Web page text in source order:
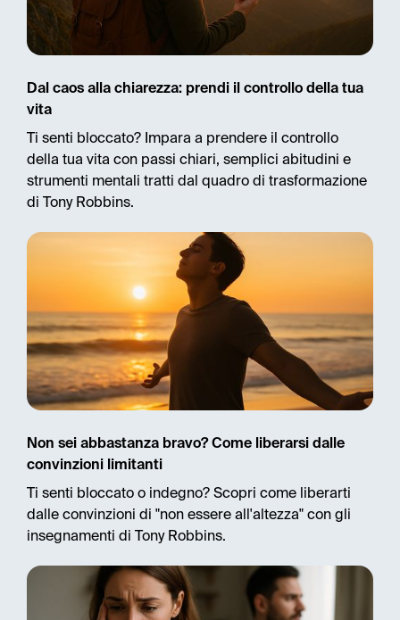
Dal caos alla chiarezza: prendi il controllo della tua
vita
Ti senti bloccato? Impara a prendere il controllo
della tua vita con passi chiari, semplici abitudini e
strumenti mentali tratti dal quadro di trasformazione
di Tony Robbins.
Non sei abbastanza bravo? Come liberarsi dalle
convinzioni limitanti
Ti senti bloccato o indegno? Scopri come liberarti
dalle convinzioni di "non essere all'altezza" con gli
insegnamenti di Tony Robbins.